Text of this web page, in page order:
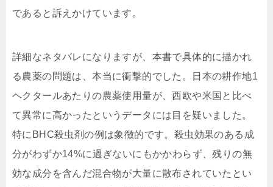
であると訴えかけています。
詳細なネタバレになりますが、本書で具体的に描かれ
る農薬の問題は、本当に衝撃的でした。日本の耕作地1
ヘクタールあたりの農薬使用量が、西欧や米国と比べ
て異常に高かったというデータには目を疑いました。
特にBHC殺虫剤の例は象徴的です。殺虫効果のある成
分がわずか14%に過ぎないにもかかわらず、残りの無
効な成分を含んだ混合物が大量に散布されていたとい